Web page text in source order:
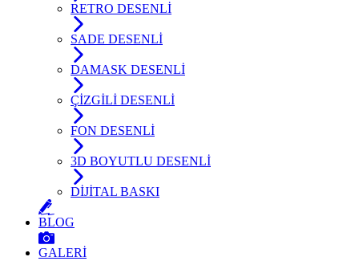
RETRO DESENLİ
SADE DESENLİ
DAMASK DESENLİ
ÇİZGİLİ DESENLİ
FON DESENLİ
3D BOYUTLU DESENLİ
DİJİTAL BASKI
BLOG
GALERİ